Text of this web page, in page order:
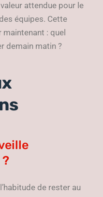
attendue pour le
équipes. Cette
maintenant : quel
demain matin ?
de rester au